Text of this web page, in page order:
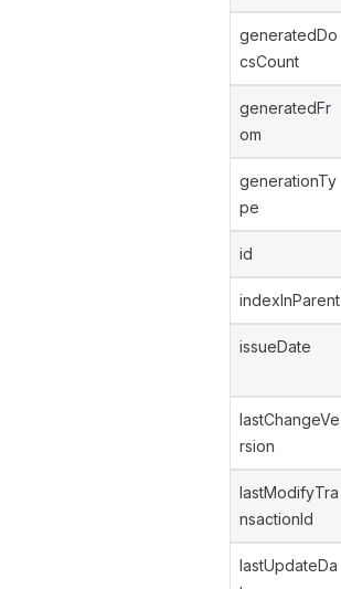
generatedDo
csCount
generatedFr
om
generationTy
pe
id
indexInParent
issueDate
lastChangeVe
rsion
lastModifyTra
nsactionId
lastUpdateDa